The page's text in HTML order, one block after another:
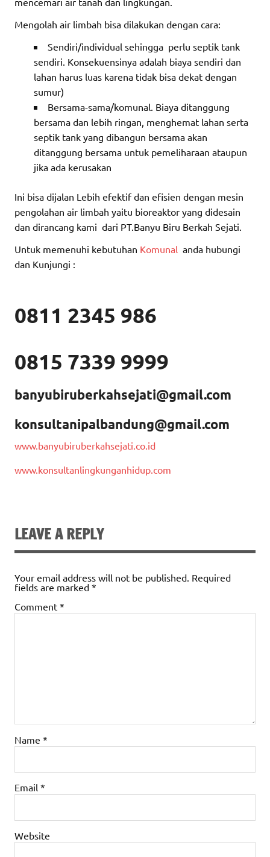
Mengolah air limbah bisa dilakukan dengan cara:
Sendiri/individual sehingga perlu septik tank
sendiri. Konsekuensinya adalah biaya sendiri dan
lahan harus luas karena tidak bisa dekat dengan
sumur)
Bersama-sama/komunal. Biaya ditanggung
bersama dan lebih ringan, menghemat lahan serta
septik tank yang dibangun bersama akan
ditanggung bersama untuk pemeliharaan ataupun
jika ada kerusakan
Ini bisa dijalan Lebih efektif dan efisien dengan mesin
pengolahan air limbah yaitu bioreaktor yang didesain
dan dirancang kami dari PT.Banyu Biru Berkah Sejati.
Untuk memenuhi kebutuhan Komunal anda hubungi
dan Kunjungi :
0811 2345 986
0815 7339 9999
banyubiruberkahsejati@gmail.com
konsultanipalbandung@gmail.com
www.banyubiruberkahsejati.co.id
www.konsultanlingkunganhidup.com
LEAVE A REPLY
Your email address will not be published. Required
fields are marked *
Comment *
Name *
Email *
Website